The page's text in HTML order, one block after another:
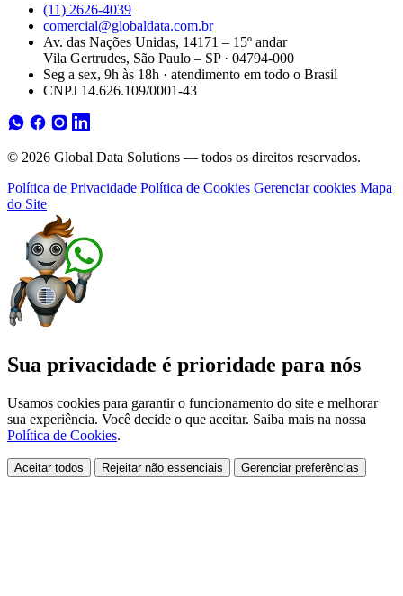
(11) 2626-4039
comercial@globaldata.com.br
Av. das Nações Unidas, 14171 – 15º andar
Vila Gertrudes, São Paulo – SP · 04794-000
Seg a sex, 9h às 18h · atendimento em todo o Brasil
CNPJ 14.626.109/0001-43
© 2026 Global Data Solutions — todos os direitos reservados.
Política de Privacidade Política de Cookies Gerenciar cookies Mapa
do Site
Sua privacidade é prioridade para nós
Usamos cookies para garantir o funcionamento do site e melhorar
sua experiência. Você decide o que aceitar. Saiba mais na nossa
Política de Cookies.
Aceitar todos Rejeitar não essenciais Gerenciar preferências